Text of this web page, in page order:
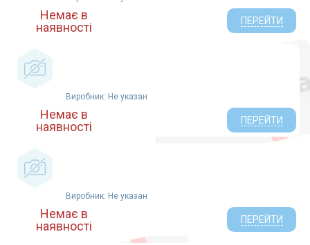
Немає в
наявності
ПЕРЕЙТИ
Виробник: Не указан
Немає в
наявності
ПЕРЕЙТИ
Виробник: Не указан
Немає в
наявності
ПЕРЕЙТИ